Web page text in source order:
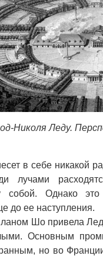
Николя Леду.
в себе никакой
лучами
Однако
до ее наступления.
Шо привела
Основным
но во